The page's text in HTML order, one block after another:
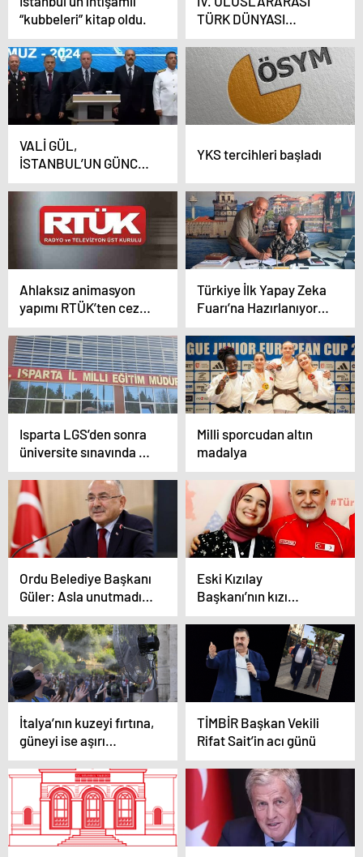
“kubbeleri” kitap oldu.
TÜRK DÜNYASI
İLETİŞİM VE SANAT
SEMPOZYUMU BASIN
BİLDİRİSİ
VALİ GÜL,
İSTANBUL’UN GÜNCEL
EMNİYET VERİLERİNİ
YKS tercihleri başladı
Ahlaksız animasyon
yapımı RTÜK’ten ceza
aldı
Türkiye İlk Yapay Zeka
Fuarı’na Hazırlanıyor;
imzalar atıldı
Isparta LGS’den sonra
üniversite sınavında da
büyük başarı
Milli sporcudan altın
madalya
Ordu Belediye Başkanı
Güler: Asla unutmadık
ve unutmayacağız
Eski Kızılay
Başkanı’nın kızı
motosiklete çarptı, 1
ölü, 3 yaralı
İtalya’nın kuzeyi fırtına,
güneyi ise aşırı
sıcaklarla mücadele
ediyor
TİMBİR Başkan Vekili
Rifat Sait’in acı günü